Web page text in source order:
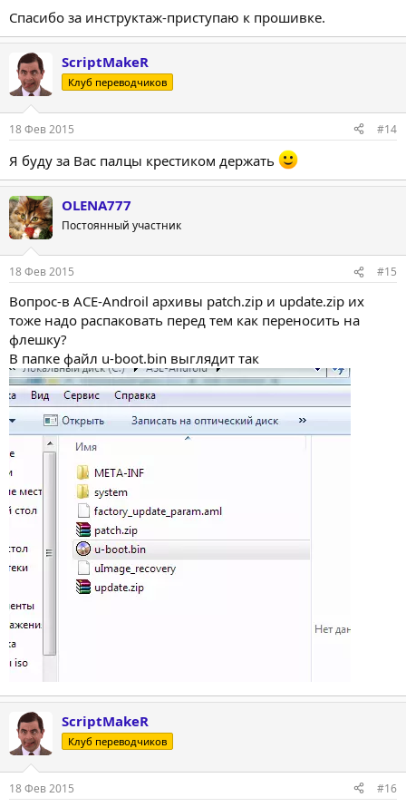
Спасибо за инструктаж-приступаю к прошивке.
ScriptMakeR
Клуб переводчиков
18 Фев 2015 #14
Я буду за Вас палцы крестиком держать
OLENA777
Постоянный участник
18 Фев 2015 #15
Вопрос-в ACE-Androil архивы patch.zip и update.zip их
тоже надо распаковать перед тем как переносить на
флешку?
В папке файл u-boot.bin выглядит так
ScriptMakeR
Клуб переводчиков
18 Фев 2015 #16